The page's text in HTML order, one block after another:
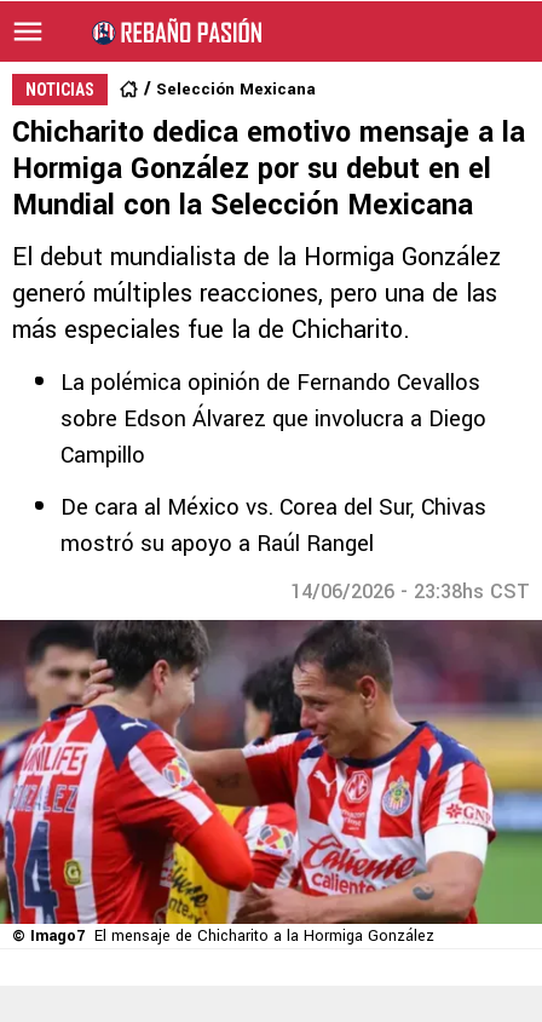
NOTICIAS Selección Mexicana
Chicharito dedica emotivo mensaje a la
Hormiga González por su debut en el
Mundial con la Selección Mexicana
El debut mundialista de la Hormiga González
generó múltiples reacciones, pero una de las
más especiales fue la de Chicharito.
La polémica opinión de Fernando Cevallos
sobre Edson Álvarez que involucra a Diego
Campillo
De cara al México vs. Corea del Sur, Chivas
mostró su apoyo a Raúl Rangel
14/06/2026 - 23:38hs CST
© Imago7 El mensaje de Chicharito a la Hormiga González